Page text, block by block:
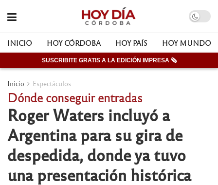
INICIO HOY CÓRDOBA HOY PAÍS HOY MUNDO
SUSCRIBITE GRATIS A LA EDICIÓN IMPRESA 🗞
Inicio Espectáculos
Dónde conseguir entradas
Roger Waters incluyó a
Argentina para su gira de
despedida, donde ya tuvo
una presentación histórica